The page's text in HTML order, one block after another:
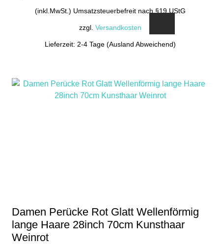
(inkl.MwSt.) Umsatzsteuerbefreit nach §19 UStG
zzgl. Versandkosten
Lieferzeit: 2-4 Tage (Ausland Abweichend)
Damen Perücke Rot Glatt Wellenförmig
lange Haare 28inch 70cm Kunsthaar
Weinrot